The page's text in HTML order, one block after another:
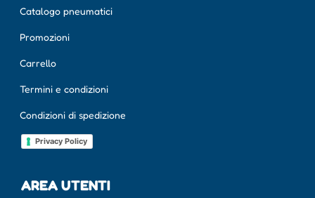
Catalogo pneumatici
Promozioni
Carrello
Termini e condizioni
Condizioni di spedizione
Privacy Policy
AREA UTENTI